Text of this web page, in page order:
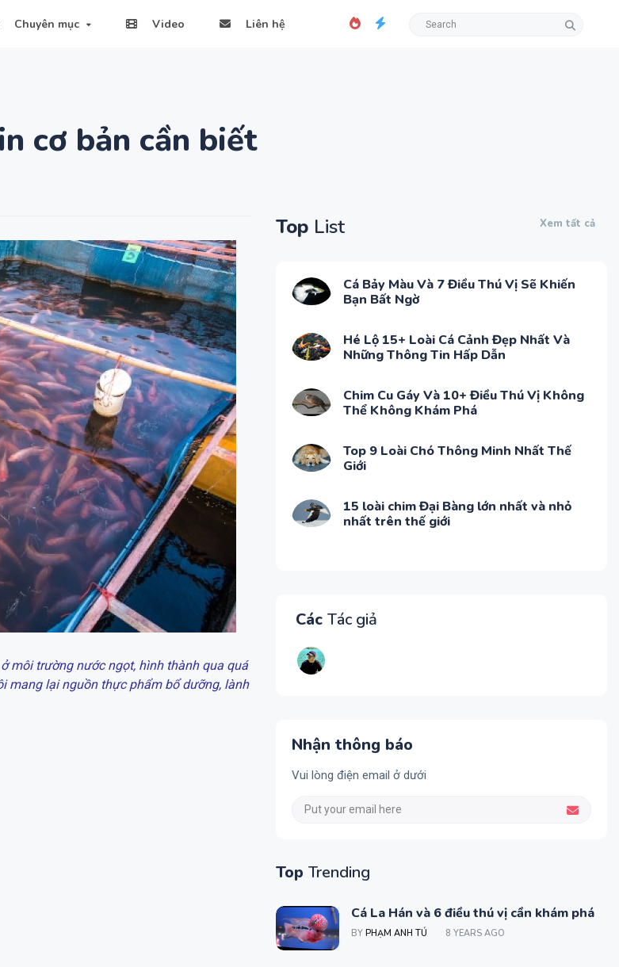
Chuyên mục Video Liên hệ
cơ bản cần biết
môi trường nước ngọt, hình thành qua quá
mang lại nguồn thực phẩm bổ dưỡng, lành
Top List Xem tất cả
Cá Bảy Màu Và 7 Điều Thú Vị Sẽ Khiến
Bạn Bất Ngờ
Hé Lộ 15+ Loài Cá Cảnh Đẹp Nhất Và
Những Thông Tin Hấp Dẫn
Chim Cu Gáy Và 10+ Điều Thú Vị Không
Thể Không Khám Phá
Top 9 Loài Chó Thông Minh Nhất Thế
Giới
15 loài chim Đại Bàng lớn nhất và nhỏ
nhất trên thế giới
Các Tác giả
Nhận thông báo
Vui lòng điện email ở dưới
Top Trending
Cá La Hán và 6 điều thú vị cần khám phá
BY PHẠM ANH TÚ 8 YEARS AGO